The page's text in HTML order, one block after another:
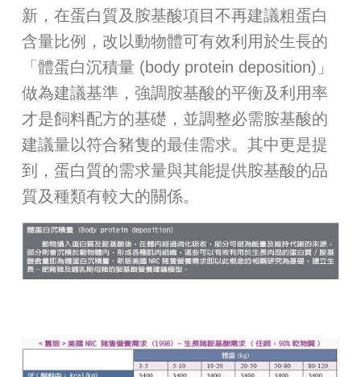
新，在蛋白質及胺基酸項目不再建議粗蛋白
含量比例，改以動物體可有效利用於生長的
「體蛋白沉積量 (body protein deposition)」
做為建議基準，強調胺基酸的平衡及利用率
才是飼料配方的基礎，並調整必需胺基酸的
建議量以符合豬隻的最佳需求。其中更是提
到，蛋白質的需求量與其能提供胺基酸的品
質及種類有較大的關係。